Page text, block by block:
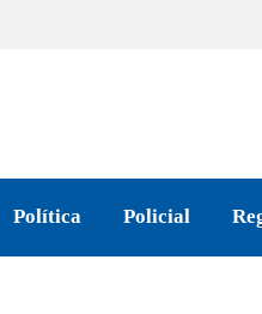
Política Policial